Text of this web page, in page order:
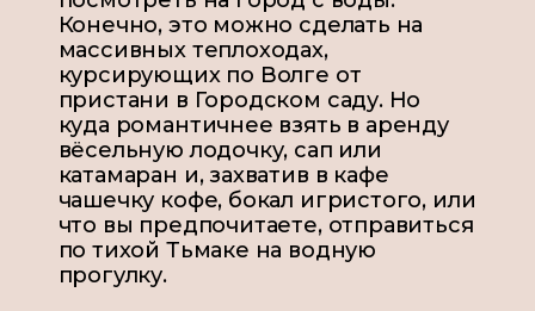
Конечно, это можно сделать на
массивных теплоходах,
курсирующих по Волге от
пристани в Городском саду. Но
куда романтичнее взять в аренду
вёсельную лодочку, сап или
катамаран и, захватив в кафе
чашечку кофе, бокал игристого, или
что вы предпочитаете, отправиться
по тихой Тьмаке на водную
прогулку.